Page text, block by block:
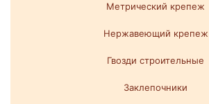
Метрический крепеж
Нержавеющий крепеж
Гвозди строительные
Заклепочники